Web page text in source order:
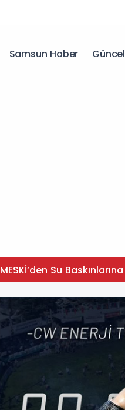
Samsun Haber Güncel
MESKİ’den Su